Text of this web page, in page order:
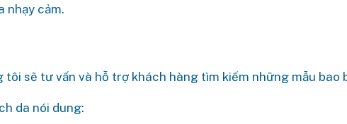
nhạy cảm.
sẽ tư vấn và hỗ trợ khách hàng tìm kiếm những mẫu bao
da nói dung: